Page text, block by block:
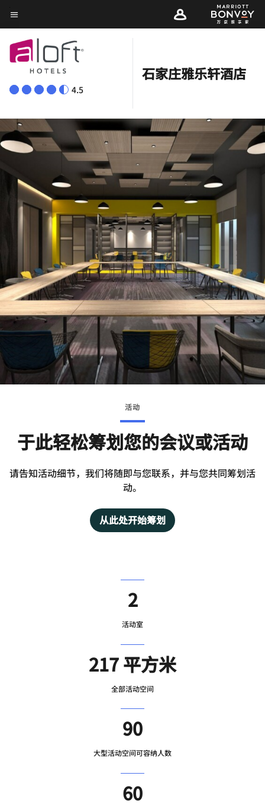
Skip
to
main
content
菜单文本
4.5
石家庄雅乐轩酒店
活动
于此轻松筹划您的会议或活动
请告知活动细节，我们将随即与您联系，并与您共同筹划活
动。
从此处开始筹划
2
活动室
217 平方米
全部活动空间
90
大型活动空间可容纳人数
60